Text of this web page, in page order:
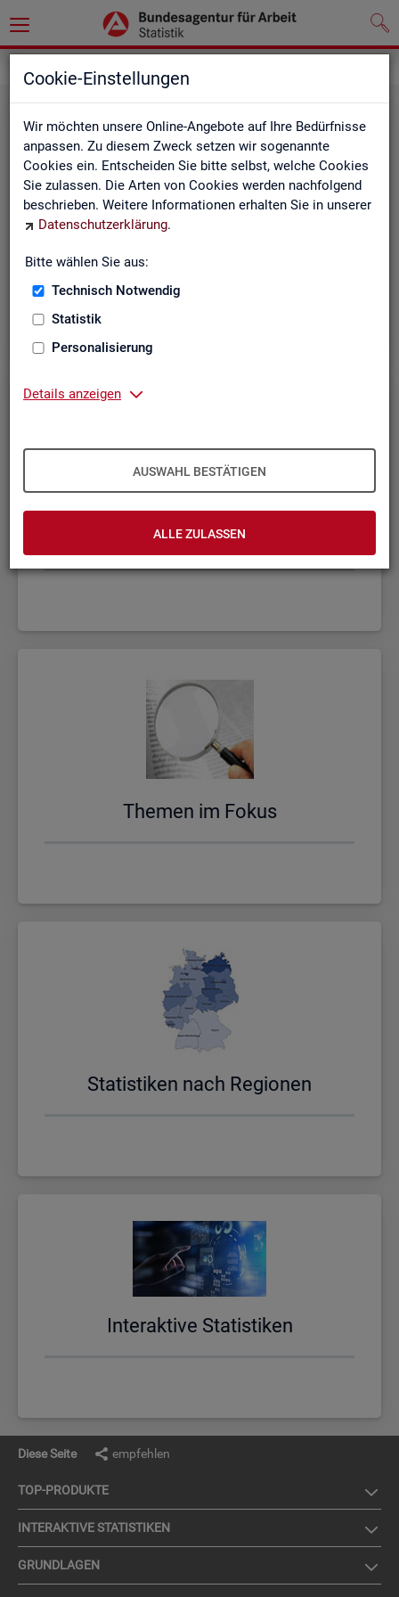
Cookie-Einstellungen
Wir möchten unsere Online-Angebote auf Ihre Bedürfnisse
anpassen. Zu diesem Zweck setzen wir sogenannte
Cookies ein. Entscheiden Sie bitte selbst, welche Cookies
Sie zulassen. Die Arten von Cookies werden nachfolgend
beschrieben. Weitere Informationen erhalten Sie in unserer
Datenschutzerklärung.
Bitte wählen Sie aus:
Technisch Notwendig
Statistik
Personalisierung
Details anzeigen
AUSWAHL BESTÄTIGEN
ALLE ZULASSEN
Rund­schau Ar­beits­markt
Fach­sta­tis­ti­ken
The­men im Fokus
Sta­tis­ti­ken nach Re­gio­nen
In­ter­ak­ti­ve Sta­tis­ti­ken
Diese Seite empfehlen
TOP-PRO­DUK­TE
IN­TER­AK­TI­VE STA­TIS­TI­KEN
GRUND­LA­GEN